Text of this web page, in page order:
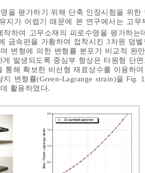
을 평가하기 위해 단축 인장시험을 위
지가 어렵기 때문에 본 연구에서는 고
작하여 고무소재의 피로수명을 평가하는
금속편을 가황하여 접착시킨 3차원 덤
변형에 의한 변형률 분포가 비교적 완
게 발생되도록 중심부 형상은 타원형 단
통해 확보한 비선형 재료상수를 이용하
지 변형률(Green-Lagrange strain)을 Fig.
활용하였다.